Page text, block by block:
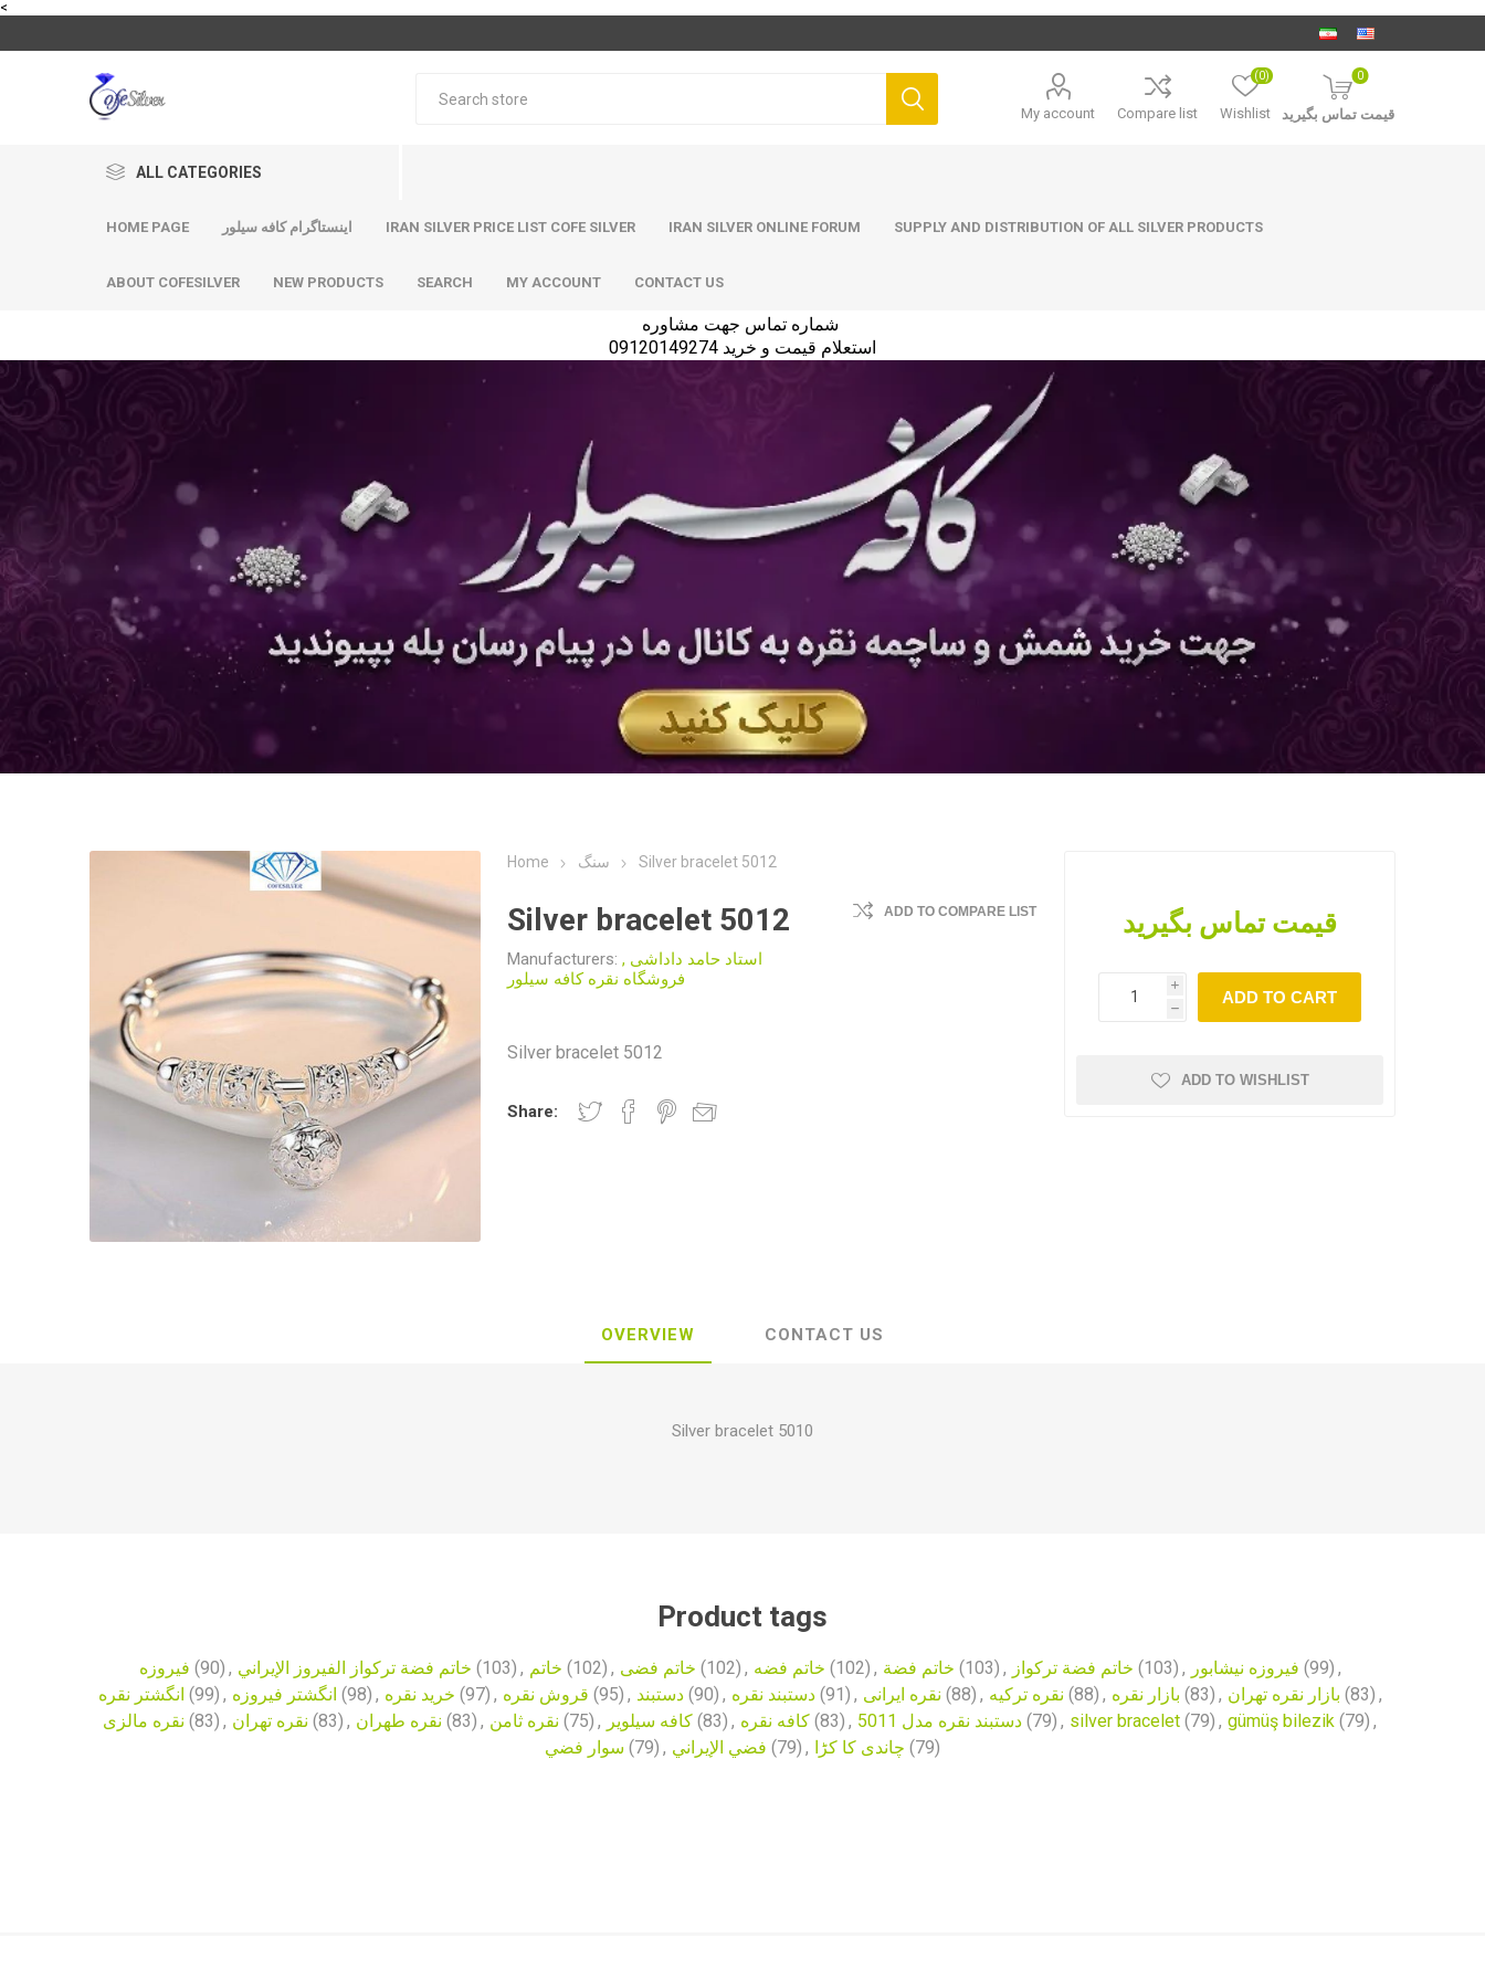
<
My account Compare list Wishlist
(0) 0
قیمت تماس بگیرید
ALL CATEGORIES
HOME PAGE اینستاگرام کافه سیلور IRAN SILVER PRICE LIST COFE SILVER IRAN SILVER ONLINE FORUM SUPPLY AND DISTRIBUTION OF ALL SILVER PRODUCTS
ABOUT COFESILVER NEW PRODUCTS SEARCH MY ACCOUNT CONTACT US
استعلام قیمت و خرید 09120149274
Home سنگ Silver bracelet 5012
Silver bracelet 5012
Manufacturers: استاد حامد داداشی ,
فروشگاه نقره کافه سیلور
ADD TO COMPARE LIST
Silver bracelet 5012
Share:
قیمت تماس بگیرید
i
h
ADD TO CART
ADD TO WISHLIST
OVERVIEW CONTACT US
Silver bracelet 5010
Product tags
فیروزه (90) , خاتم فضة تركواز الفيروز الإيراني (103) , خاتم (102) , خاتم فضی (102) , خاتم فضه (102) , خاتم فضة (103) , خاتم فضة تركواز (103) , فیروزه نیشابور (99) ,
انگشتر نقره (99) , انگشتر فیروزه (98) , خرید نقره (97) , قروش نقره (95) , دستبند (90) , دستبند نقره (91) , نقره ایرانی (88) , نقره ترکیه (88) , بازار نقره (83) , بازار نقره تهران (83) ,
نقره مالزی (83) , نقره تهران (83) , نقره طهران (83) , نقره ثامن (75) , کافه سیلویر (83) , کافه نقره (83) , دستبند نقره مدل 5011 (79) , silver bracelet (79) , gümüş bilezik (79) ,
سوار فضي (79) , فضي الإيراني (79) , چاندی کا کڑا (79)